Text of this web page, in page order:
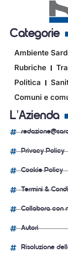
Categorie
Ambiente
Rubriche
Politica
Comuni e
L'Azienda
Privacy Policy
Cookie Policy
Termini &
Collabora con
Autori
Risoluzione